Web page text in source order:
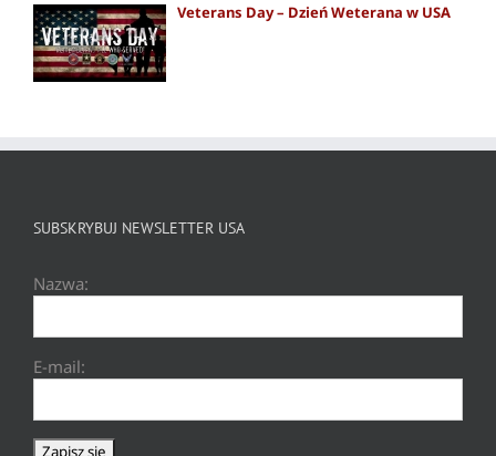
Veterans Day – Dzień Weterana w USA
SUBSKRYBUJ NEWSLETTER USA
Nazwa:
E-mail: